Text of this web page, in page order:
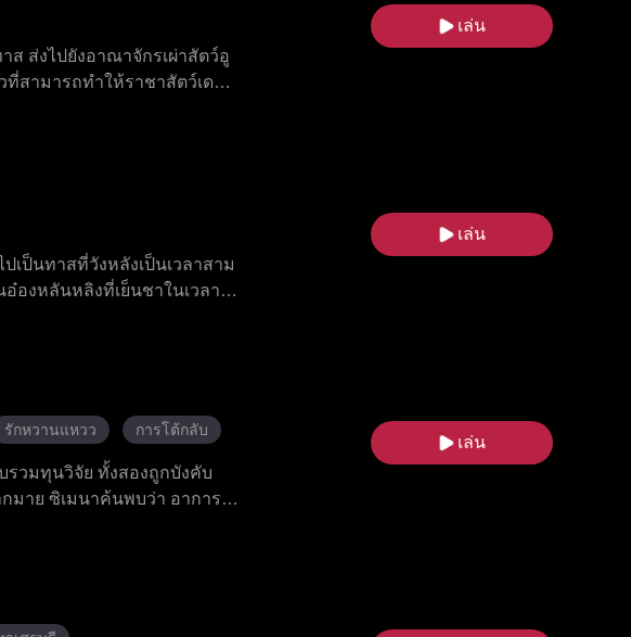
ส ส่งไปยังอาณาจักรเผ่าสัตว์อู
ที่สามารถทำให้ราชาสัตว์เดมอ
ถปลดคำสาปบนร่างราชาสัตว์
เล่น
ป็นทาสที่วังหลังเป็นเวลาสาม
องหลันหลิงที่เย็นชาในเวลา
ลัง และได้รับความสุขในที่สุด
เล่น
รักหวานแหวว การโต้กลับ
รวมทุนวิจัย ทั้งสองถูกบังคับ
มาย ซิเมนาค้นพบว่า อาการ
เล่น